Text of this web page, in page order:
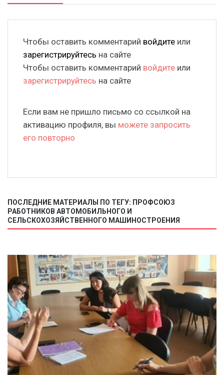
Чтобы оставить комментарий войдите или
зарегистрируйтесь на сайте
Чтобы оставить комментарий войдите или
зарегистрируйтесь на сайте
Если вам не пришло письмо со ссылкой на
активацию профиля, вы можете запросить
его повторно
ПОСЛЕДНИЕ МАТЕРИАЛЫ ПО ТЕГУ: ПРОФСОЮЗ
РАБОТНИКОВ АВТОМОБИЛЬНОГО И
СЕЛЬСКОХОЗЯЙСТВЕННОГО МАШИНОСТРОЕНИЯ